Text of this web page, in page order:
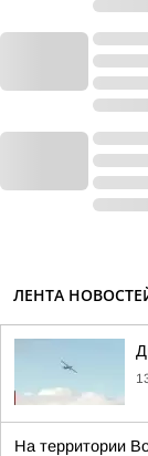
ЛЕНТА
На территории